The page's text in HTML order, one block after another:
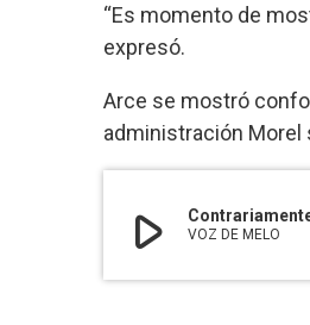
“Es momento de
expresó.
Arce se mostró
administración Morel
play_arrow VOZ DE MELO